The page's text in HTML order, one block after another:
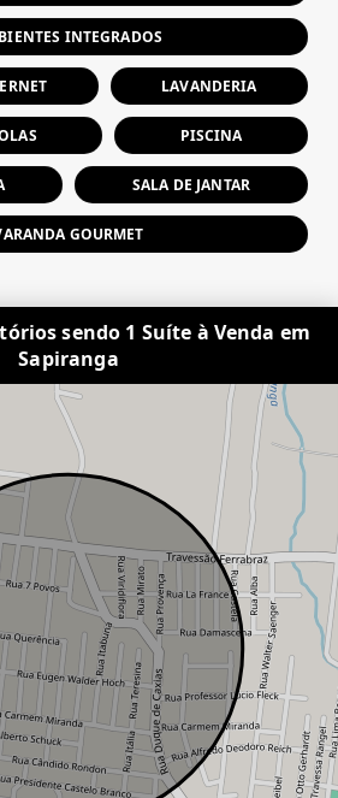
INTEGRADOS
LAVANDERIA
PISCINA
SALA DE JANTAR
GOURMET
sendo 1 Suíte à Venda em
Sapiranga